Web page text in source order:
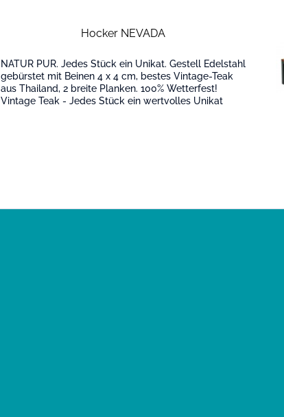
Hocker NEVADA
NATUR PUR. Jedes Stück ein Unikat. Gestell Edelstahl
gebürstet mit Beinen 4 x 4 cm, bestes Vintage-Teak
aus Thailand, 2 breite Planken. 100% Wetterfest!
Vintage Teak - Jedes Stück ein wertvolles Unikat